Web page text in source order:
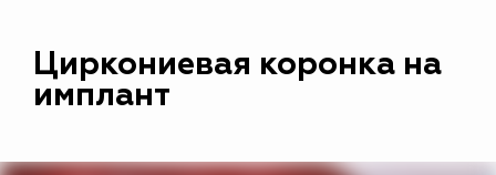
Циркониевая коронка на
имплант